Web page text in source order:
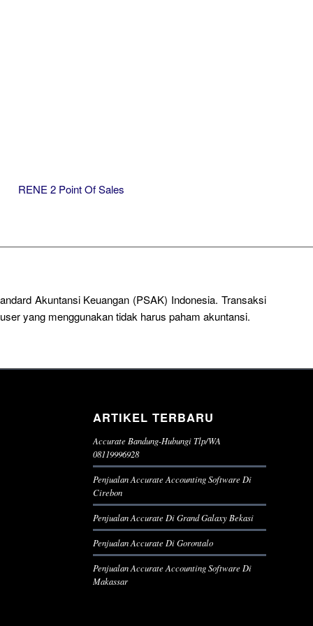
RENE 2 Point Of Sales
Akuntansi Keuangan (PSAK) Indonesia. Transaksi
yang menggunakan tidak harus paham akuntansi.
ARTIKEL TERBARU
Accurate Bandung-Hubungi Tlp/WA
08119996928
Penjualan Accurate Accounting Software Di
Cirebon
Penjualan Accurate Di Grand Galaxy Bekasi
Penjualan Accurate Di Gorontalo
Penjualan Accurate Accounting Software Di
Makassar